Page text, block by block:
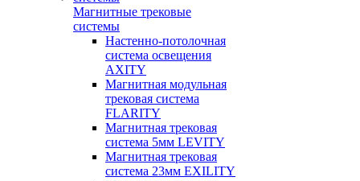
Магнитные трековые
системы
Настенно-потолочная
система освещения
AXITY
Магнитная модульная
трековая система
FLARITY
Магнитная трековая
система 5мм LEVITY
Магнитная трековая
система 23мм EXILITY